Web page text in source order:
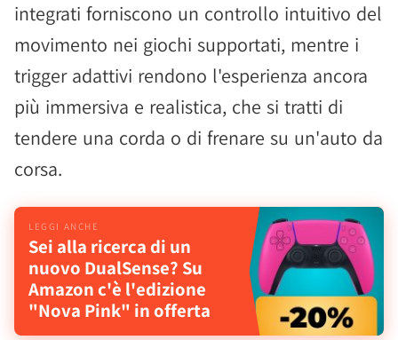
integrati forniscono un controllo intuitivo del
movimento nei giochi supportati, mentre i
trigger adattivi rendono l'esperienza ancora
più immersiva e realistica, che si tratti di
tendere una corda o di frenare su un'auto da
corsa.
Sei alla ricerca di un
nuovo DualSense? Su
Amazon c'è l'edizione
"Nova Pink" in offerta